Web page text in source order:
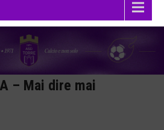
– Mai dire mai